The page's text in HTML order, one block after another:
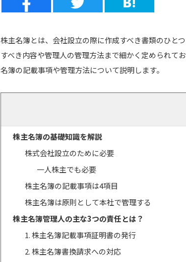
株主名簿とは、会社設立の際に作成すべき書類のひと
すべき内容や管理人の管理方法まで細かく定められて
名簿の記載事項や管理方法について説明します。
株主名簿の基礎知識を解説
株式会社設立のために必要
一人株主でも必要
株主名簿の記載事項は4項目
株主名簿は原則として本社で管理する
株主名簿管理人の主な3つの責任とは？
1. 株主名簿記載事項証明書の発行
2. 株主名簿書換請求への対応